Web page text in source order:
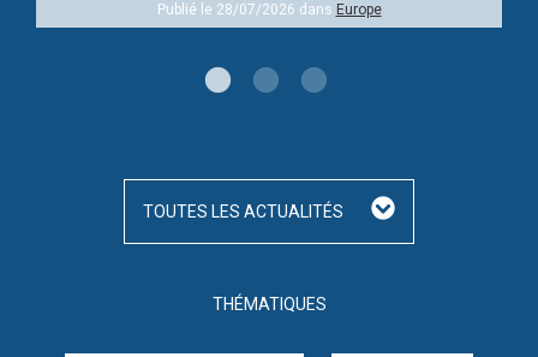
Publié le 28/07/2026 dans Europe
THÉMATIQUES
TOUTES LES ACTUALITÉS